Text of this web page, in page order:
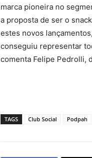
marca pioneira no
a proposta de ser o
estes novos
conseguiu representar
comenta Felipe Pedrolli,
TAGS Club Social Podpah